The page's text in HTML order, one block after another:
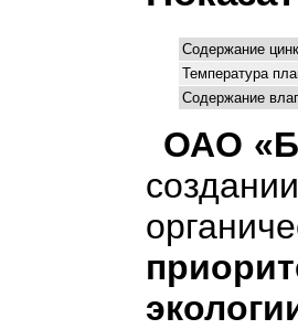
Содержание
Температура
Содержание
ОАО